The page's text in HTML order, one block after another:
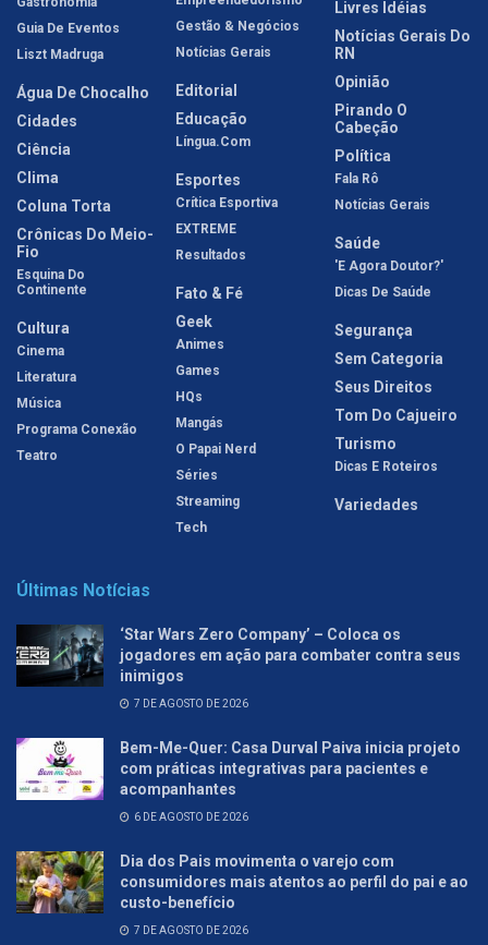
Guia De Eventos
Liszt Madruga
Água De Chocalho
Cidades
Ciência
Clima
Coluna Torta
Crônicas Do Meio-
Fio
Esquina Do
Continente
Cultura
Cinema
Literatura
Música
Programa Conexão
Teatro
Gestão & Negócios
Notícias Gerais
Editorial
Educação
Língua.com
Esportes
Crítica Esportiva
EXTREME
Resultados
Fato & Fé
Geek
Animes
Games
HQs
Mangás
O Papai Nerd
Séries
Streaming
Tech
Livres Idéias
Notícias Gerais Do
RN
Opinião
Pirando O
Cabeção
Política
Fala Rô
Notícias Gerais
Saúde
'E Agora Doutor?'
Dicas De Saúde
Segurança
Sem Categoria
Seus Direitos
Tom Do Cajueiro
Turismo
Dicas E Roteiros
Variedades
Últimas Notícias
‘Star Wars Zero Company’ – Coloca os
jogadores em ação para combater contra seus
inimigos
7 DE AGOSTO DE 2026
Bem-Me-Quer: Casa Durval Paiva inicia projeto
com práticas integrativas para pacientes e
acompanhantes
6 DE AGOSTO DE 2026
Dia dos Pais movimenta o varejo com
consumidores mais atentos ao perfil do pai e ao
custo-benefício
7 DE AGOSTO DE 2026